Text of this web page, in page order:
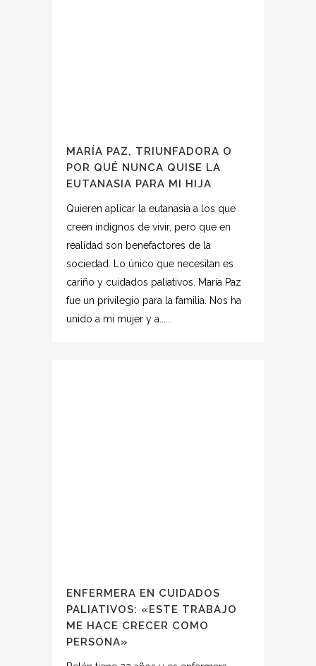
MARÍA PAZ, TRIUNFADORA O
POR QUÉ NUNCA QUISE LA
EUTANASIA PARA MI HIJA
Quieren aplicar la eutanasia a los que
creen indignos de vivir, pero que en
realidad son benefactores de la
sociedad. Lo único que necesitan es
cariño y cuidados paliativos. María Paz
fue un privilegio para la familia. Nos ha
unido a mi mujer y a......
ENFERMERA EN CUIDADOS
PALIATIVOS: «ESTE TRABAJO
ME HACE CRECER COMO
PERSONA»